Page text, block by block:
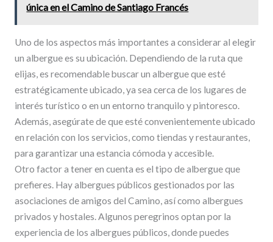
única en el Camino de Santiago Francés
Uno de los aspectos más importantes a considerar al elegir
un albergue es su ubicación. Dependiendo de la ruta que
elijas, es recomendable buscar un albergue que esté
estratégicamente ubicado, ya sea cerca de los lugares de
interés turístico o en un entorno tranquilo y pintoresco.
Además, asegúrate de que esté convenientemente ubicado
en relación con los servicios, como tiendas y restaurantes,
para garantizar una estancia cómoda y accesible.
Otro factor a tener en cuenta es el tipo de albergue que
prefieres. Hay albergues públicos gestionados por las
asociaciones de amigos del Camino, así como albergues
privados y hostales. Algunos peregrinos optan por la
experiencia de los albergues públicos, donde puedes